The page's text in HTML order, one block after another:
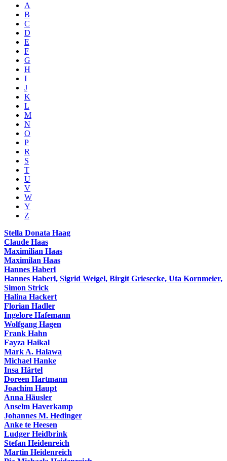
A
B
C
D
E
F
G
H
I
J
K
L
M
N
O
P
R
S
T
U
V
W
Y
Z
Stella Donata Haag
Claude Haas
Maximilian Haas
Maximilan Haas
Hannes Haberl
Hannes Haberl, Sigrid Weigel, Birgit Griesecke, Uta Kornmeier,
Simon Strick
Halina Hackert
Florian Hadler
Ingelore Hafemann
Wolfgang Hagen
Frank Hahn
Fayza Haikal
Mark A. Halawa
Michael Hanke
Insa Härtel
Doreen Hartmann
Joachim Haupt
Anna Häusler
Anselm Haverkamp
Johannes M. Hedinger
Anke te Heesen
Ludger Heidbrink
Stefan Heidenreich
Martin Heidenreich